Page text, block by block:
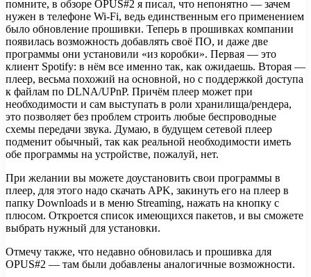
помните, в обзоре OPUS#2 я писал, что непонятно — зачем
нужен в телефоне Wi-Fi, ведь единственным его применением
было обновление прошивки. Теперь в прошивках компании
появилась возможность добавлять своё ПО, и даже две
программы они установили «из коробки». Первая — это
клиент Spotify: в нём все именно так, как ожидаешь. Вторая —
плеер, весьма похожий на основной, но с поддержкой доступа
к файлам по DLNA/UPnP. Причём плеер может при
необходимости и сам выступать в роли хранилища/рендера,
это позволяет без проблем строить любые беспроводные
схемы передачи звука. Думаю, в будущем сетевой плеер
подменит обычный, так как реальной необходимости иметь
обе программы на устройстве, пожалуй, нет.
При желании вы можете доустановить свои программы в
плеер, для этого надо скачать APK, закинуть его на плеер в
папку Downloads и в меню Streaming, нажать на кнопку с
плюсом. Откроется список имеющихся пакетов, и вы сможете
выбрать нужный для установки.
Отмечу также, что недавно обновилась и прошивка для
OPUS#2 — там были добавлены аналогичные возможности.